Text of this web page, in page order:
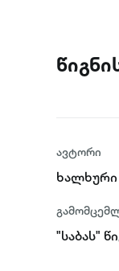
ავტორი
ხალხური
"საბას"